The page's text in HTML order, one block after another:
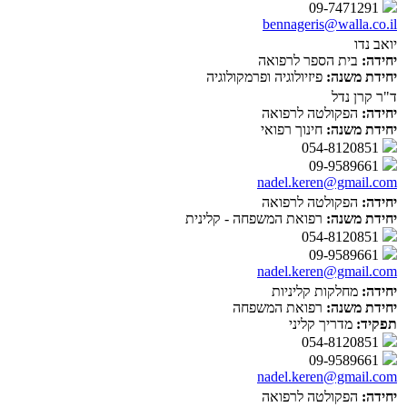
bennageris@walla.co.il
יואב נדו
יחידה: בית הספר לרפואה
יחידת משנה: פיזיולוגיה ופרמקולוגיה
ד"ר קרן נדל
יחידה: הפקולטה לרפואה
יחידת משנה: חינוך רפואי
nadel.keren@gmail.com
יחידה: הפקולטה לרפואה
יחידת משנה: רפואת המשפחה - קלינית
nadel.keren@gmail.com
יחידה: מחלקות קליניות
יחידת משנה: רפואת המשפחה
תפקיד: מדריך קליני
nadel.keren@gmail.com
יחידה: הפקולטה לרפואה